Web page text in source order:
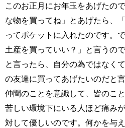
このお正月にお年玉をあげたの
な物を買ってね」とあげたら、
ってポケットに入れたのです。
土産を買っていい？」と言うの
と言ったら、自分の為ではなく
の友達に買ってあげたいのだと
仲間のことを意識して、皆のこ
苦しい環境下にいる人ほど痛み
対して優しいのです。何かを与